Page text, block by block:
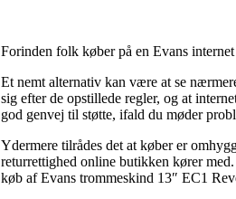
Forinden folk køber på en Evans
Et nemt alternativ kan være at se
sig efter de opstillede regler, og at
god genvej til støtte, ifald du møder
Ydermere tilrådes det at køber er
returrettighed online butikken kører
køb af Evans trommeskind 13″ EC1